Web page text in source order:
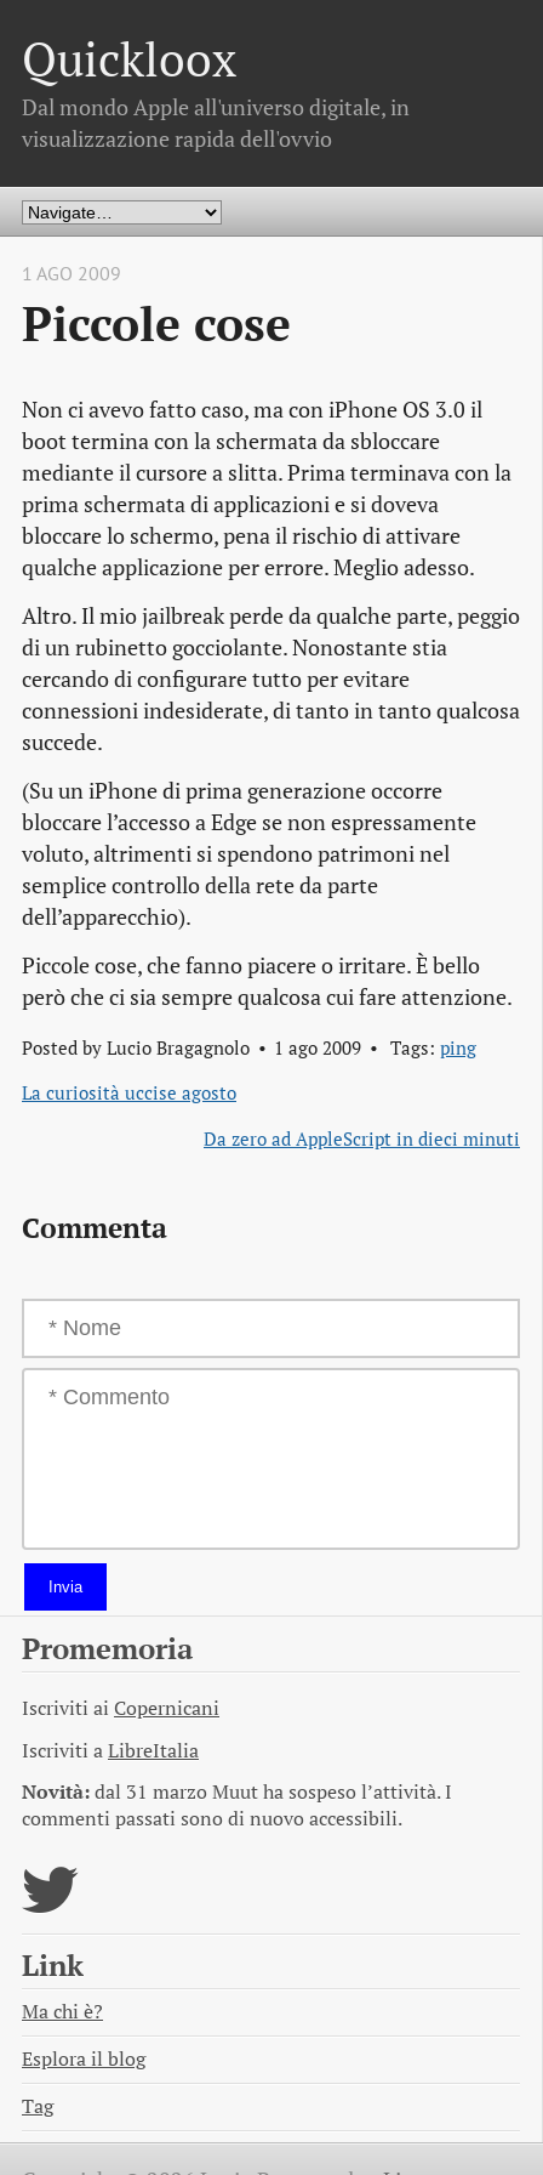
Quickloox
Dal mondo Apple all'universo digitale, in
visualizzazione rapida dell'ovvio
1 AGO 2009
Piccole cose
Non ci avevo fatto caso, ma con iPhone OS 3.0 il
boot termina con la schermata da sbloccare
mediante il cursore a slitta. Prima terminava con la
prima schermata di applicazioni e si doveva
bloccare lo schermo, pena il rischio di attivare
qualche applicazione per errore. Meglio adesso.
Altro. Il miojailbreakperde da qualche parte, peggio
di un rubinetto gocciolante. Nonostante stia
cercando di configurare tutto per evitare
connessioni indesiderate, di tanto in tanto qualcosa
succede.
(Su un iPhone di prima generazione occorre
bloccare l’accesso a Edge se non espressamente
voluto, altrimenti si spendono patrimoni nel
semplice controllo della rete da parte
dell’apparecchio).
Piccole cose, che fanno piacere o irritare. È bello
però che ci sia sempre qualcosa cui fare attenzione.
Posted by Lucio Bragagnolo 1 ago 2009 Tags: ping
La curiosità uccise agosto
Da zero ad AppleScript in dieci minuti
Commenta
Invia
Promemoria
Iscriviti ai Copernicani
Iscriviti aLibreItalia
Novità:dal 31 marzo Muut ha sospeso l’attività. I
commenti passati sono di nuovo accessibili.
Link
Ma chi è?
Esplora il blog
Tag